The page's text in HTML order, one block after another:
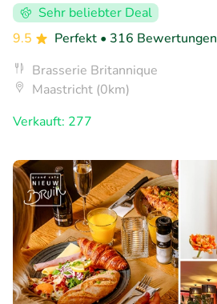
Sehr beliebter Deal
9.5
Perfekt • 316 Bewertungen
Brasserie Britannique
Maastricht (0km)
Verkauft: 277